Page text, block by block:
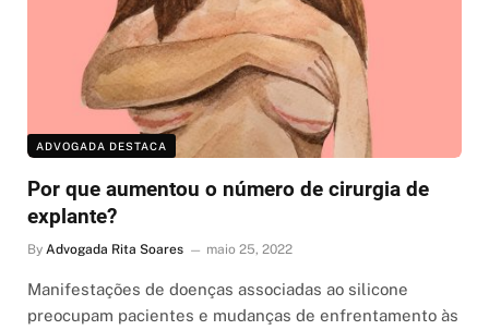
ADVOGADA DESTACA
Por que aumentou o número de cirurgia de
explante?
By Advogada Rita Soares maio 25, 2022
Manifestações de doenças associadas ao silicone
preocupam pacientes e mudanças de enfrentamento às